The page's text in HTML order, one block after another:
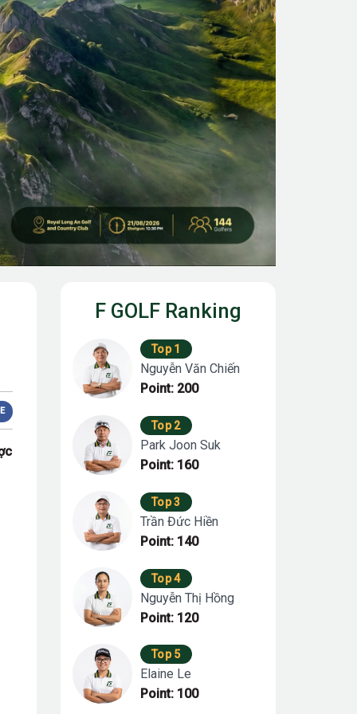
F GOLF Ranking
Top 1
Nguyễn Văn Chiến
Point: 200
Top 2
Park Joon Suk
Point: 160
Top 3
Trần Đức Hiền
Point: 140
Top 4
Nguyễn Thị Hồng
Point: 120
Top 5
Elaine Le
Point: 100